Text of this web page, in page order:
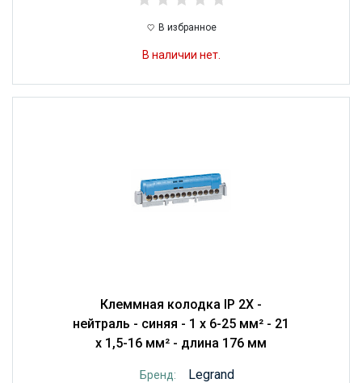
В избранное
В наличии нет.
Клеммная колодка IP 2X -
нейтраль - синяя - 1 x 6-25 мм² - 21
x 1,5-16 мм² - длина 176 мм
Бренд: Legrand